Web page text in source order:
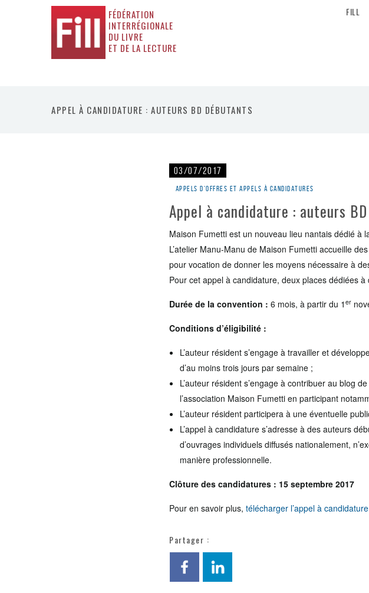
FÉDÉRATION
INTERRÉGIONALE
DU LIVRE
ET DE LA LECTURE
FILL
APPEL À CANDIDATURE : AUTEURS BD DÉBUTANTS
03/07/2017
Appels d'offres et appels à candidatures
Appel à candidature : auteurs
Maison Fumetti est un nouveau lieu nantais dédié à
L’atelier Manu-Manu de Maison Fumetti accueille
pour vocation de donner les moyens nécessaire à
Pour cet appel à candidature, deux places dédiées
Durée de la convention : 6 mois, à partir du 1 er
Conditions d’éligibilité :
L’auteur résident s’engage à travailler et
d’au moins trois jours par semaine ;
L’auteur résident s’engage à contribuer au blog
l’association Maison Fumetti en participant
L’auteur résident participera à une éventuelle
L’appel à candidature s’adresse à des auteurs
d’ouvrages individuels diffusés nationalement,
manière professionnelle.
Clôture des candidatures : 15 septembre 2017
Pour en savoir plus, télécharger l’appel à
Partager :